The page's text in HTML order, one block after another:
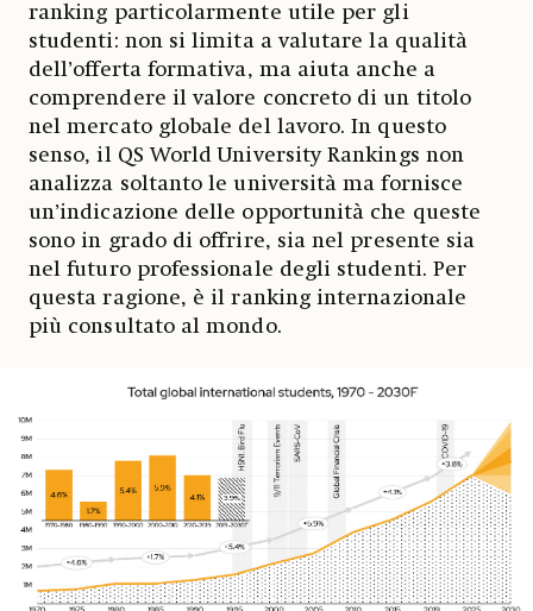
ranking particolarmente utile per gli
studenti: non si limita a valutare la qualità
dell’offerta formativa, ma aiuta anche a
comprendere il valore concreto di un titolo
nel mercato globale del lavoro. In questo
senso, il QS World University Rankings non
analizza soltanto le università ma fornisce
un’indicazione delle opportunità che queste
sono in grado di offrire, sia nel presente sia
nel futuro professionale degli studenti. Per
questa ragione, è il ranking internazionale
più consultato al mondo.